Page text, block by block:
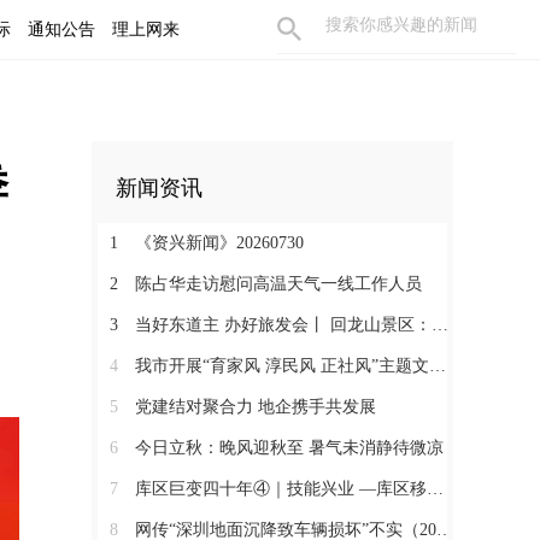
通知公告 理上网来
新闻资讯
1 《资兴新闻》20260730
2 陈占华走访慰问高温天气一线工作人员
3 当好东道主 办好旅发会丨 回龙山景区：晚霞染山峦 天籁绕星空
4 我市开展“育家风 淳民风 正社风”主题文明实践活动
5 党建结对聚合力 地企携手共发展
6 今日立秋：晚风迎秋至 暑气未消静待微凉
7 库区巨变四十年④｜技能兴业 —库区移民的“本领革命”
8 网传“深圳地面沉降致车辆损坏”不实（2026·08·06）